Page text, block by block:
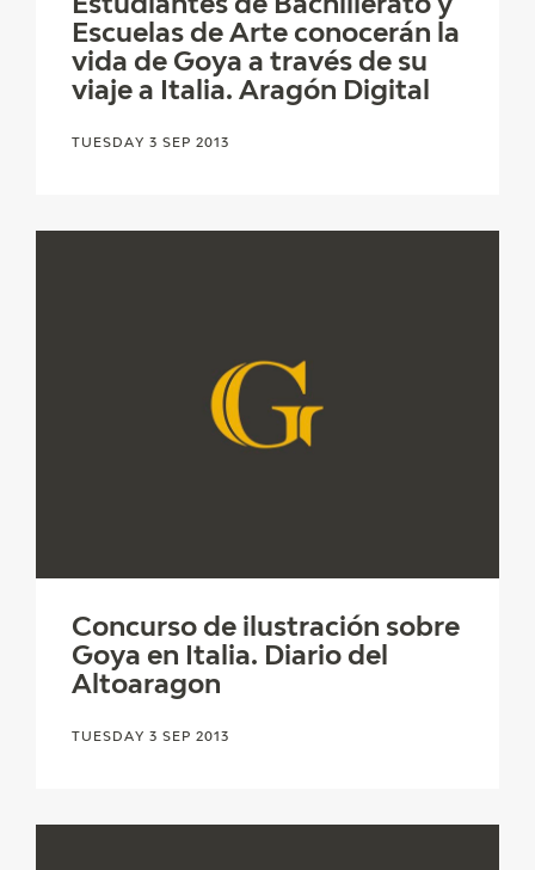
Estudiantes de Bachillerato y
Escuelas de Arte conocerán la
vida de Goya a través de su
viaje a Italia. Aragón Digital
TUESDAY 3 SEP 2013
Concurso de ilustración sobre
Goya en Italia. Diario del
Altoaragon
TUESDAY 3 SEP 2013